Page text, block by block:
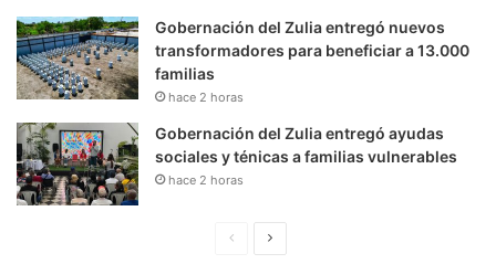
Gobernación del Zulia entregó nuevos
transformadores para beneficiar a 13.000
familias
hace 2 horas
Gobernación del Zulia entregó ayudas
sociales y ténicas a familias vulnerables
hace 2 horas